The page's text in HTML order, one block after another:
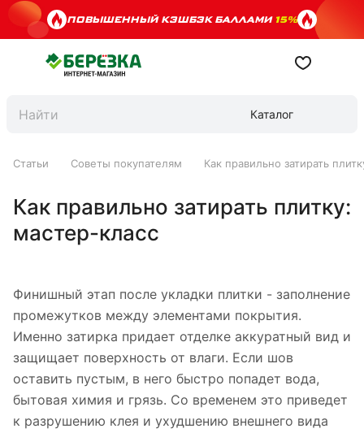
ПОВЫШЕННЫЙ КЭШБЭК БАЛЛАМИ15%
Каталог
Статьи Советы покупателям Как правильно затирать
Как правильно затирать плитку:
мастер-класс
Финишный этап после укладки плитки - заполнение
промежутков между элементами покрытия.
Именно затирка придает отделке аккуратный вид и
защищает поверхность от влаги. Если шов
оставить пустым, в него быстро попадет вода,
бытовая химия и грязь. Со временем это приведет
к разрушению клея и ухудшению внешнего вида